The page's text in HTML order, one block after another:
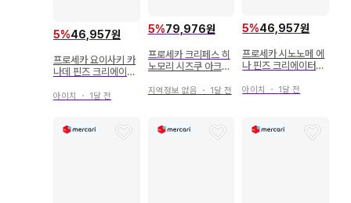
5%46,957원
프로세카 요이사키 카
나데 핀즈 크리에이터
리페스
아이치 ・ 1달 전
5%79,976원
프로세카 크리페스 히
노모리 시즈쿠 아크릴
지역정보 없음 ・ 1달 전
5%46,957원
프로세카 시노노메 에
나 핀즈 크리에이터즈
페스
아이치 ・ 1달 전